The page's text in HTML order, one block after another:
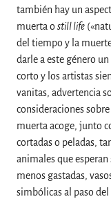
también hay un
muerta o still life
del tiempo y la
darle a este género
corto y los artistas
vanitas, advertencia
consideraciones
muerta acoge, junto
cortadas o peladas,
animales que esperan
menos gastadas,
simbólicas al paso